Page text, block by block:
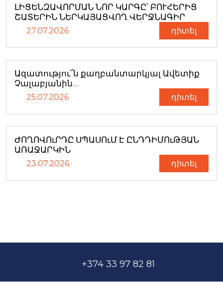
ԼԻՑԵՆԶԱՎՈՐՄԱՆ ՆՈՐ ԿԱՐԳԸ՝ ԲՈՒՀԵՐԻՑ
ՇԱՏԵՐԻՆ ՆԵՐԿԱՅԱՑՎՈՂ ՎԵՐՋՆԱԳԻՐ
27.07.2026 դիտել
Ազատությու՜ն քաղբանտարկյալ Ավետիք
Չալաբյանին…
25.07.2026 դիտել
ԺՈՂՈՎՈւՐԴԸ ՍՊԱՍՈւՄ Է ԸՆԴԴԻՄՈւԹՅԱՆ
ԱՌԱՋԱՐԿԻՆ
23.07.2026 դիտել
+374 33 97 82 81